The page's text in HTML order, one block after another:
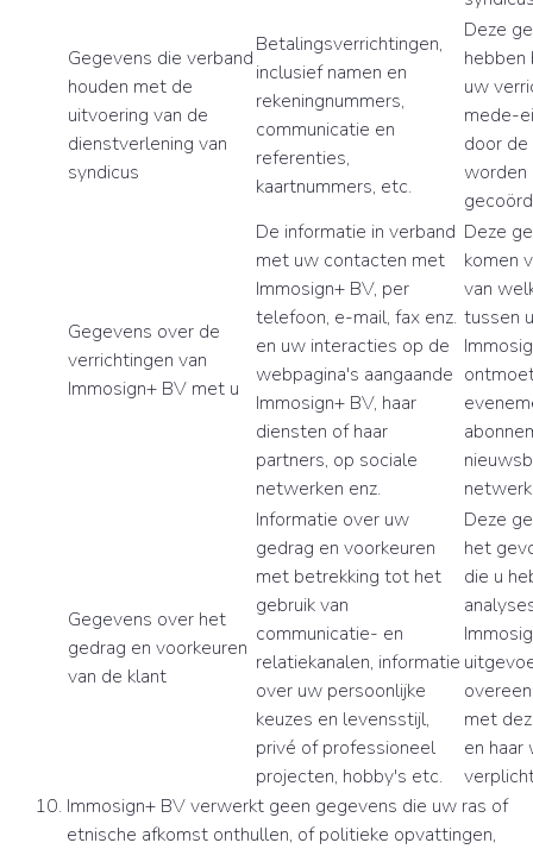
Gegevens die verband
houden met de
uitvoering van de
dienstverlening van
syndicus
Betalingsverrichtingen,
inclusief namen en
rekeningnummers,
communicatie en
referenties,
kaartnummers, etc.
Deze
hebben
uw
mede-
door
worden
Gegevens over de
verrichtingen van
Immosign+ BV met u
De informatie in verband
met uw contacten met
Immosign+ BV, per
telefoon, e-mail, fax enz.
en uw interacties op de
webpagina's aangaande
Immosign+ BV, haar
diensten of haar
partners, op sociale
netwerken enz.
Deze
komen
van
tussen
Gegevens over het
gedrag en voorkeuren
van de klant
Informatie over uw
gedrag en voorkeuren
met betrekking tot het
gebruik van
communicatie- en
relatiekanalen, informatie
over uw persoonlijke
keuzes en levensstijl,
privé of professioneel
projecten, hobby's etc.
Deze
het
die u
met
en
Immosign+ BV verwerkt geen gegevens die uw ras of
etnische afkomst onthullen, of politieke opvattingen,